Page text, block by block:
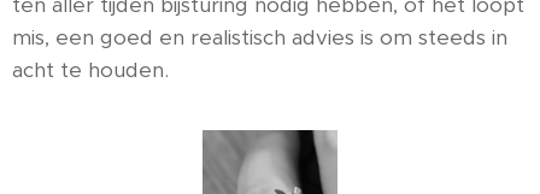
mis, een goed en realistisch advies is om steeds in
acht te houden.